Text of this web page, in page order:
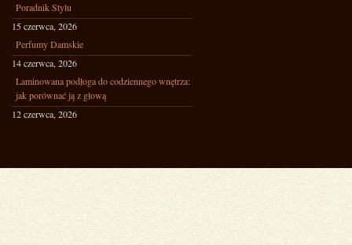
Poradnik Stylu
15 czerwca, 2026
Perfumy Damskie
14 czerwca, 2026
Laminowana podłoga do codziennego wnętrza:
jak porównać ją z głową
12 czerwca, 2026